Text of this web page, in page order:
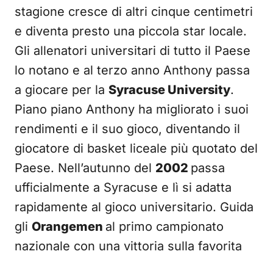
stagione cresce di altri cinque centimetri
e diventa presto una piccola star locale.
Gli allenatori universitari di tutto il Paese
lo notano e al terzo anno Anthony passa
a giocare per la Syracuse University.
Piano piano Anthony ha migliorato i suoi
rendimenti e il suo gioco, diventando il
giocatore di basket liceale più quotato del
Paese. Nell’autunno del 2002 passa
ufficialmente a Syracuse e lì si adatta
rapidamente al gioco universitario. Guida
gli Orangemen al primo campionato
nazionale con una vittoria sulla favorita